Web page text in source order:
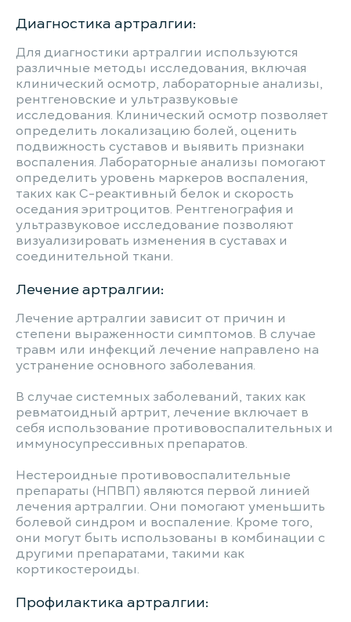
Диагностика артралгии:
Для диагностики артралгии используются
различные методы исследования, включая
клинический осмотр, лабораторные анализы,
рентгеновские и ультразвуковые
исследования. Клинический осмотр позволяет
определить локализацию болей, оценить
подвижность суставов и выявить признаки
воспаления. Лабораторные анализы помогают
определить уровень маркеров воспаления,
таких как С-реактивный белок и скорость
оседания эритроцитов. Рентгенография и
ультразвуковое исследование позволяют
визуализировать изменения в суставах и
соединительной ткани.
Лечение артралгии:
Лечение артралгии зависит от причин и
степени выраженности симптомов. В случае
травм или инфекций лечение направлено на
устранение основного заболевания.
В случае системных заболеваний, таких как
ревматоидный артрит, лечение включает в
себя использование противовоспалительных и
иммуносупрессивных препаратов.
Нестероидные противовоспалительные
препараты (НПВП) являются первой линией
лечения артралгии. Они помогают уменьшить
болевой синдром и воспаление. Кроме того,
они могут быть использованы в комбинации с
другими препаратами, такими как
кортикостероиды.
Профилактика артралгии: